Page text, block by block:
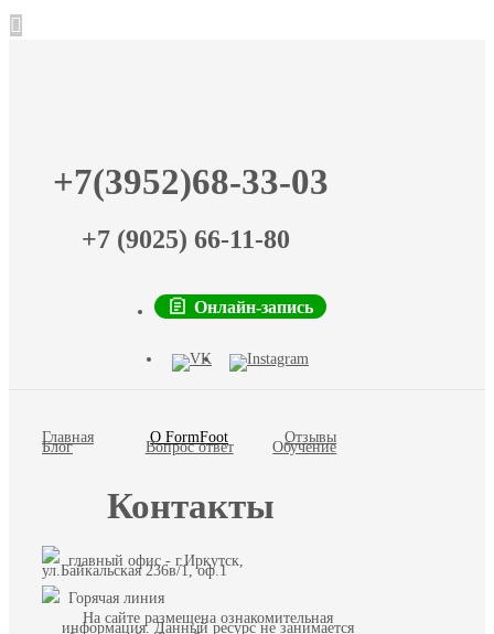
+7(3952)68-33-03
+7 (9025) 66-11-80
Онлайн-запись
Главная О FormFoot Отзывы
Блог Вопрос ответ Обучение
Контакты
главный офис - г.Иркутск,
ул.Байкальская 236в/1, оф.1
Горячая линия
На сайте размещена ознакомительная
информация. Данный ресурс не занимается